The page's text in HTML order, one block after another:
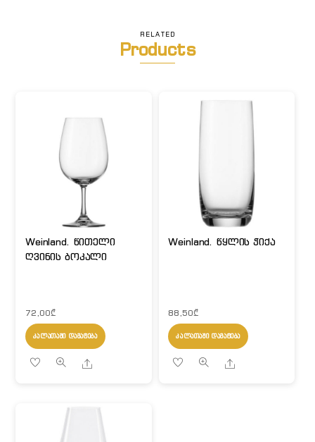
RELATED
Products
Weinland. წითელი
ღვინის ბოკალი
72,00₾
ᲙᲐᲚᲐᲗᲐᲨᲘ ᲓᲐᲛᲐᲢᲔᲑᲐ
Share
Weinland. წყლის ჭიქა
88,50₾
ᲙᲐᲚᲐᲗᲐᲨᲘ ᲓᲐᲛᲐᲢᲔᲑᲐ
Share